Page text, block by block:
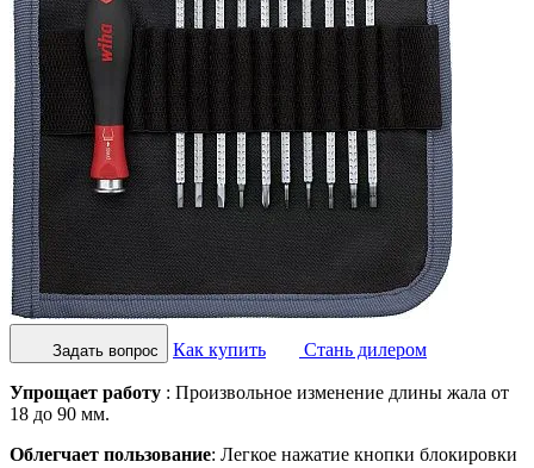
Задать вопрос Как купить Стань дилером
Упрощает работу : Произвольное изменение длины жала от
18 до 90 мм.
Облегчает пользование: Легкое нажатие кнопки блокировки